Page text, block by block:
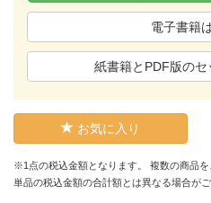
電子書籍
紙書籍とPDF版のセ
お気に入り
※1点の税込金額となります。 複数の商品を
単品の税込金額の合計額とは異なる場合が